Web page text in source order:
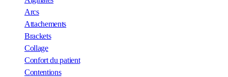
Arcs
Attachements
Brackets
Collage
Confort du patient
Contentions